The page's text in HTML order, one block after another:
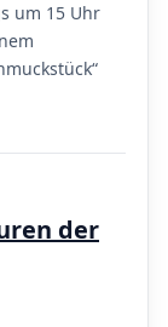
um 15 Uhr
der